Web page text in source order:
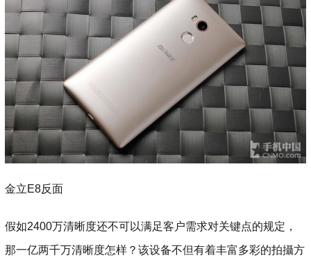
金立E8反面
假如2400万清晰度还不可以满足客户需求对关键点的规定，
那一亿两千万清晰度怎样？该设备不但有着丰富多彩的拍攝方